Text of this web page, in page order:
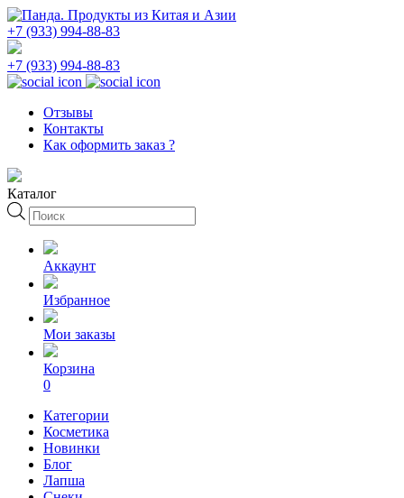
+7 (933) 994-88-83
+7 (933) 994-88-83
Отзывы
Контакты
Как оформить заказ ?
Каталог
Поиск
товаров
Аккаунт
Избранное
Мои заказы
Корзина
0
Категории
Косметика
Новинки
Блог
Лапша